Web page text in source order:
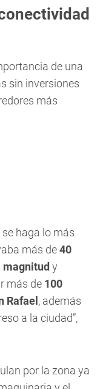
de una
sin inversiones
más
haga lo más
más de40
magnitudy
más de 100
Rafael, además
a la ciudad”,
por la zona ya